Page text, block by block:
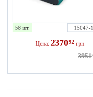
58 шт. 15047-
Цена: 237092 грн
3951